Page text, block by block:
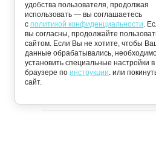
📩 Получить
По Кисловодску:
понедельник,
среда, четверг
удобства пользователя, продолжая
использовать — вы соглашаетесь
с политикой конфиденциальности.
вы согласны, продолжайте
сайтом. Если Вы не хотите, чтобы
данные обрабатывались,
установить специальные настройки в
браузере по инструкции. или
сайт.